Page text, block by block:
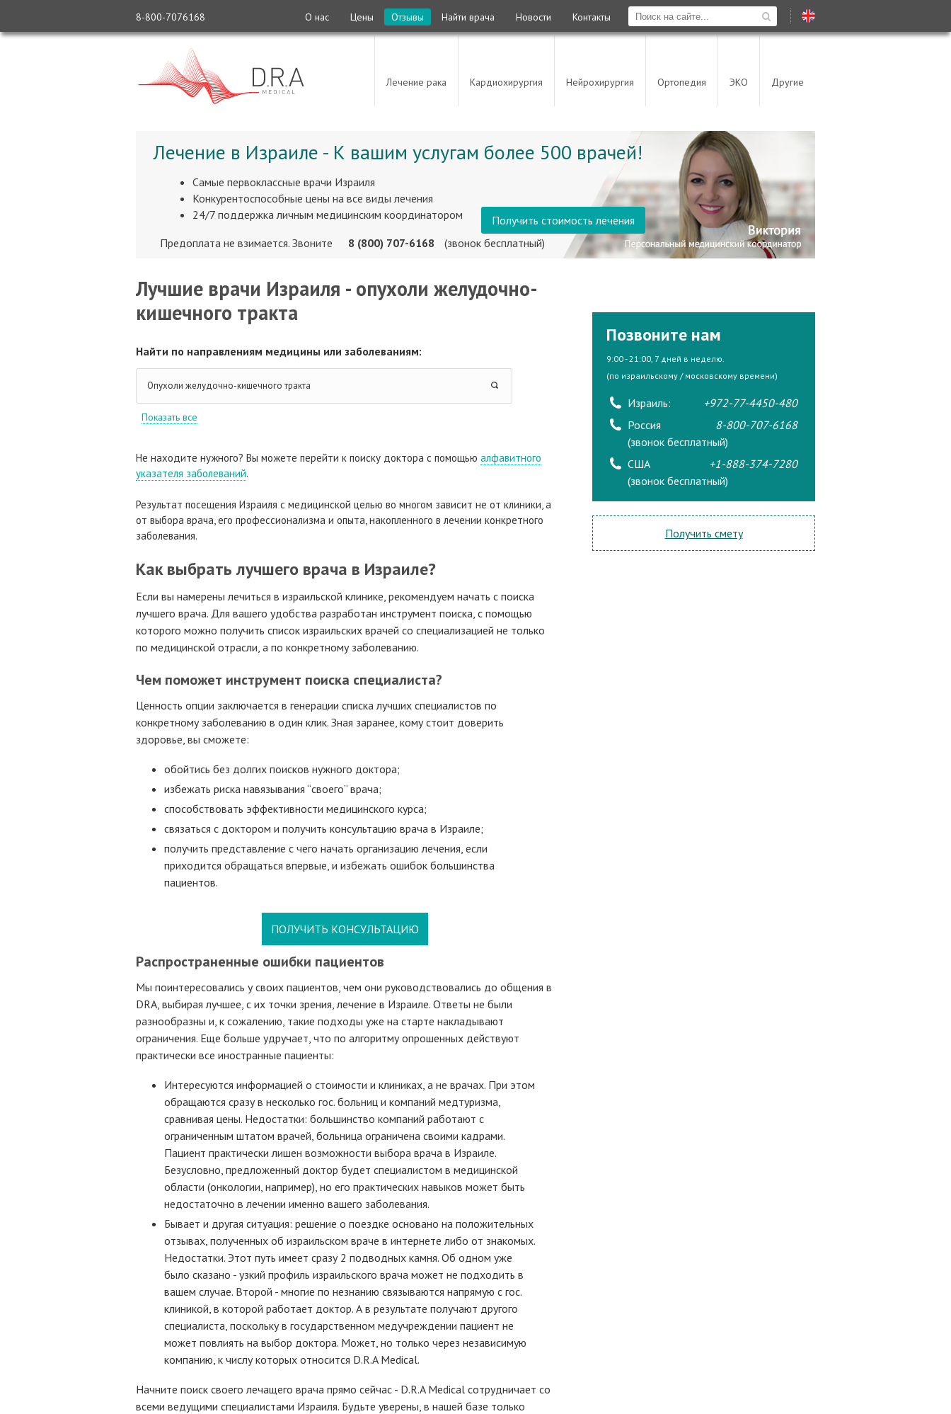
О нас Цены Отзывы Найти врача Новости Контакты
8-800-7076168
Лечение рака Кардиохирургия Нейрохирургия Ортопедия ЭКО Другие
Лечение в Израиле - К вашим услугам более 500 врачей!
Самые первоклассные врачи Израиля
Конкурентоспособные цены на все виды лечения
24/7 поддержка личным медицинским координатором
Предоплата не взимается. Звоните
8 (800) 707-6168 (звонок бесплатный)
Получить стоимость лечения
Позвоните нам
9:00 - 21:00, 7 дней в неделю.
(по израильскому / московскому времени)
Израиль:
+972-77-4450-480
Россия
(звонок бесплатный)
8-800-707-6168
США
(звонок бесплатный)
+1-888-374-7280
Получить смету
Лучшие врачи Израиля - опухоли желудочно-
кишечного тракта
Найти по направлениям медицины или заболеваниям:
Опухоли желудочно-кишечного тракта
Показать все
Не находите нужного? Вы можете перейти к поиску доктора с помощью алфавитного
указателя заболеваний.
Результат посещения Израиля с медицинской целью во многом зависит не от клиники, а
от выбора врача, его профессионализма и опыта, накопленного в лечении конкретного
заболевания.
Как выбрать лучшего врача в Израиле?
Если вы намерены лечиться в израильской клинике, рекомендуем начать с поиска
лучшего врача. Для вашего удобства разработан инструмент поиска, с помощью
которого можно получить список израильских врачей со специализацией не только
по медицинской отрасли, а по конкретному заболеванию.
Чем поможет инструмент поиска специалиста?
Ценность опции заключается в генерации списка лучших специалистов по
конкретному заболеванию в один клик. Зная заранее, кому стоит доверить
здоровье, вы сможете:
обойтись без долгих поисков нужного доктора;
избежать риска навязывания “своего” врача;
способствовать эффективности медицинского курса;
связаться с доктором и получить консультацию врача в Израиле;
получить представление с чего начать организацию лечения, если
приходится обращаться впервые, и избежать ошибок большинства
пациентов.
ПОЛУЧИТЬ КОНСУЛЬТАЦИЮ
Распространенные ошибки пациентов
Мы поинтересовались у своих пациентов, чем они руководствовались до общения в
DRA, выбирая лучшее, с их точки зрения, лечение в Израиле. Ответы не были
разнообразны и, к сожалению, такие подходы уже на старте накладывают
ограничения. Еще больше удручает, что по алгоритму опрошенных действуют
практически все иностранные пациенты:
Интересуются информацией о стоимости и клиниках, а не врачах. При этом
обращаются сразу в несколько гос. больниц и компаний медтуризма,
сравнивая цены. Недостатки: большинство компаний работают с
ограниченным штатом врачей, больница ограничена своими кадрами.
Пациент практически лишен возможности выбора врача в Израиле.
Безусловно, предложенный доктор будет специалистом в медицинской
области (онкологии, например), но его практических навыков может быть
недостаточно в лечении именно вашего заболевания.
Бывает и другая ситуация: решение о поездке основано на положительных
отзывах, полученных об израильском враче в интернете либо от знакомых.
Недостатки. Этот путь имеет сразу 2 подводных камня. Об одном уже
было сказано - узкий профиль израильского врача может не подходить в
вашем случае. Второй - многие по незнанию связываются напрямую с гос.
клиникой, в которой работает доктор. А в результате получают другого
специалиста, поскольку в государственном медучреждении пациент не
может повлиять на выбор доктора. Может, но только через независимую
компанию, к числу которых относится D.R.A Medical.
Начните поиск своего лечащего врача прямо сейчас - D.R.A Medical сотрудничает со
всеми ведущими специалистами Израиля. Будьте уверены, в нашей базе только